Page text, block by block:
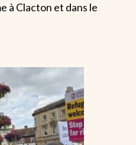
à Clacton et dans le